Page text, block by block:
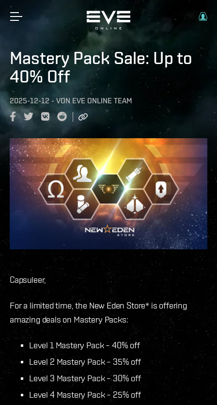
Mastery Pack Sale: Up to
40% Off
2025-12-12 - VON EVE ONLINE TEAM
Capsuleer,
For a limited time, the New Eden Store* is offering
amazing deals on Mastery Packs:
Level 1 Mastery Pack – 40% off
Level 2 Mastery Pack – 35% off
Level 3 Mastery Pack – 30% off
Level 4 Mastery Pack – 25% off